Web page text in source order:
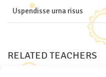
Uspendisse urna risus
RELATED TEACHERS